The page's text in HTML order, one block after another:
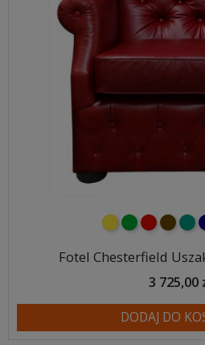
żółtyzielonyczerwony
Fotel Chesterfield
3 725,00
DODAJ DO